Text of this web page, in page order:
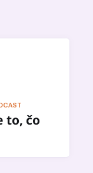
to, čo